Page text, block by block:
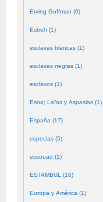
Erving Goffman (0)
Esbeh (1)
esclavas blancas (1)
esclavas negras (1)
esclavos (1)
Esna; Laïas y Aspasias (1)
España (17)
especias (5)
essouad (1)
ESTAMBUL (10)
Europa y América (1)